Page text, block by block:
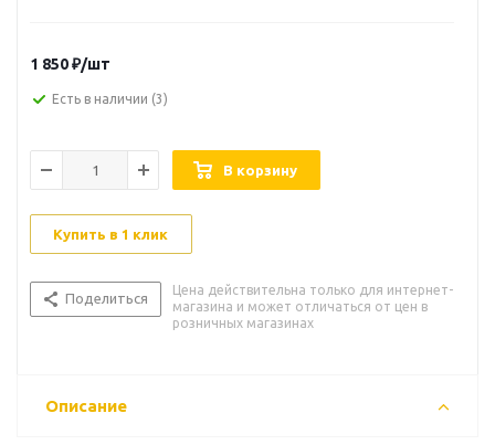
1 850₽/шт
Есть в наличии (3)
В корзину
Купить в 1 клик
Поделиться
Цена действительна только для интернет-
магазина и может отличаться от цен в
розничных магазинах
Описание